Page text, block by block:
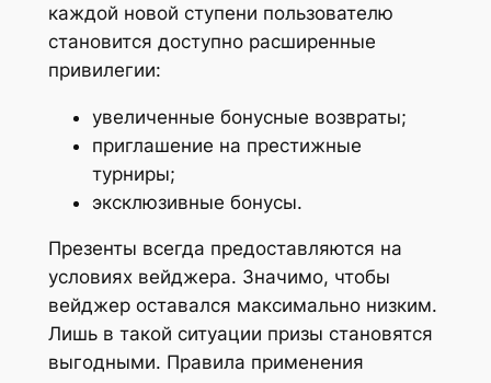
каждой новой ступени пользователю
становится доступно расширенные
привилегии:
увеличенные бонусные возвраты;
приглашение на престижные
турниры;
эксклюзивные бонусы.
Презенты всегда предоставляются на
условиях вейджера. Значимо, чтобы
вейджер оставался максимально низким.
Лишь в такой ситуации призы становятся
выгодными. Правила применения